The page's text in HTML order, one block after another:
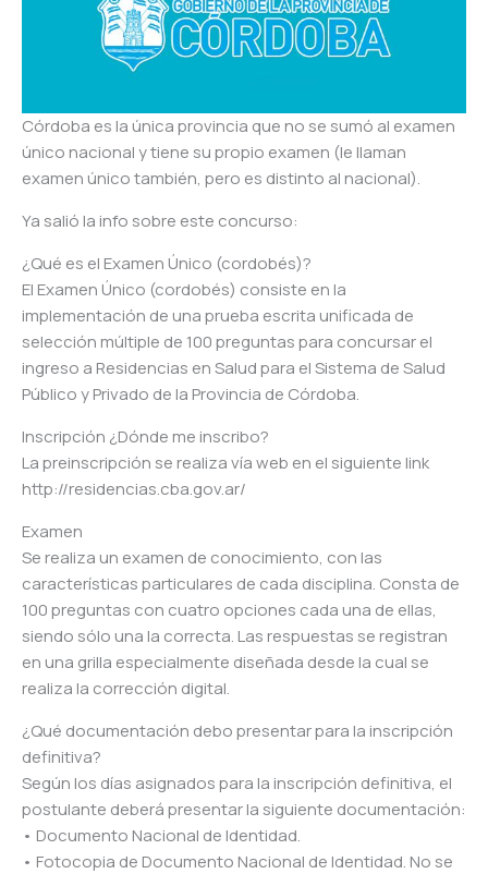
Córdoba es la única provincia que no se sumó al examen
único nacional y tiene su propio examen (le llaman
examen único también, pero es distinto al nacional).
Ya salió la info sobre este concurso:
¿Qué es el Examen Único (cordobés)?
El Examen Único (cordobés) consiste en la
implementación de una prueba escrita unificada de
selección múltiple de 100 preguntas para concursar el
ingreso a Residencias en Salud para el Sistema de Salud
Público y Privado de la Provincia de Córdoba.
Inscripción ¿Dónde me inscribo?
La preinscripción se realiza vía web en el siguiente link
http://residencias.cba.gov.ar/
Examen
Se realiza un examen de conocimiento, con las
características particulares de cada disciplina. Consta de
100 preguntas con cuatro opciones cada una de ellas,
siendo sólo una la correcta. Las respuestas se registran
en una grilla especialmente diseñada desde la cual se
realiza la corrección digital.
¿Qué documentación debo presentar para la inscripción
definitiva?
Según los días asignados para la inscripción definitiva, el
postulante deberá presentar la siguiente documentación:
• Documento Nacional de Identidad.
• Fotocopia de Documento Nacional de Identidad. No se